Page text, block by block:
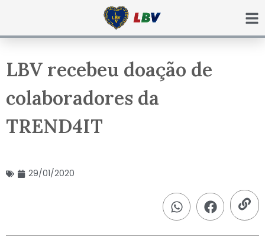
conteúdo
LBV recebeu doação de
colaboradores da
TREND4IT
29/01/2020